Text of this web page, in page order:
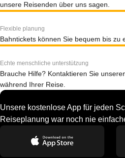
unsere Reisenden über uns sagen.
Flexible planung
Bahntickets können Sie bequem bis zu
Echte menschliche unterstützung
Brauche Hilfe? Kontaktieren Sie
während Ihrer Reise.
Unsere kostenlose App für jeden
Reiseplanung war noch nie